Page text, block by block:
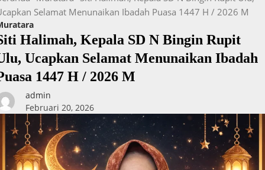
Selamat Menunaikan Ibadah Puasa 1447 H / 2026 M
Halimah, Kepala SD N Bingin Rupit
Ucapkan Selamat Menunaikan Ibadah
1447 H / 2026 M
admin
Februari 20, 2026